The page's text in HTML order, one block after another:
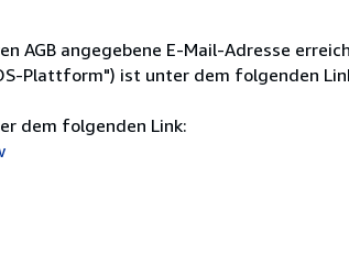
AGB angegebene E-Mail-Adresse
Plattform") ist unter dem folgenden
dem folgenden Link: